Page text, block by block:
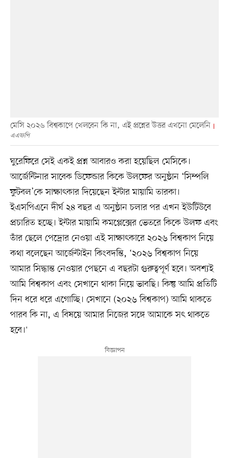
মেসি ২০২৬ বিশ্বকাপে খেলবেন কি না, এই প্রশ্নের উত্তর এখনো মেলেনি
এএফপি
ঘুরেফিরে সেই একই প্রশ্ন আবারও করা হয়েছিল মেসিকে।
আর্জেন্টিনার সাবেক ডিফেন্ডার কিকে উলফের অনুষ্ঠান ‘সিম্পলি
ফুটবল’কে সাক্ষাৎকার দিয়েছেন ইন্টার মায়ামি তারকা।
ইএসপিএনে দীর্ঘ ২৪ বছর এ অনুষ্ঠান চলার পর এখন ইউটিউবে
প্রচারিত হচ্ছে। ইন্টার মায়ামি কমপ্লেক্সের ভেতরে কিকে উলফ এবং
তাঁর ছেলে পেদ্রোর নেওয়া এই সাক্ষাৎকারে ২০২৬ বিশ্বকাপ নিয়ে
কথা বলেছেন আর্জেন্টাইন কিংবদন্তি, ‘২০২৬ বিশ্বকাপ নিয়ে
আমার সিদ্ধান্ত নেওয়ার পেছনে এ বছরটা গুরুত্বপূর্ণ হবে। অবশ্যই
আমি বিশ্বকাপ এবং সেখানে থাকা নিয়ে ভাবছি। কিন্তু আমি প্রতিটি
দিন ধরে ধরে এগোচ্ছি। সেখানে (২০২৬ বিশ্বকাপ) আমি থাকতে
পারব কি না, এ বিষয়ে আমার নিজের সঙ্গে আমাকে সৎ থাকতে
হবে।'